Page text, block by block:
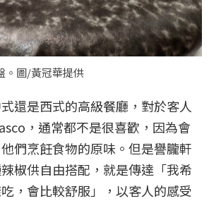
。圖/黃冠華提供
還是西式的高級餐廳，對於客人
，通常都不是很喜歡，因為會
們烹飪食物的原味。但是譽朧軒
椒供自由搭配，就是傳達「我希
，會比較舒服」，以客人的感受